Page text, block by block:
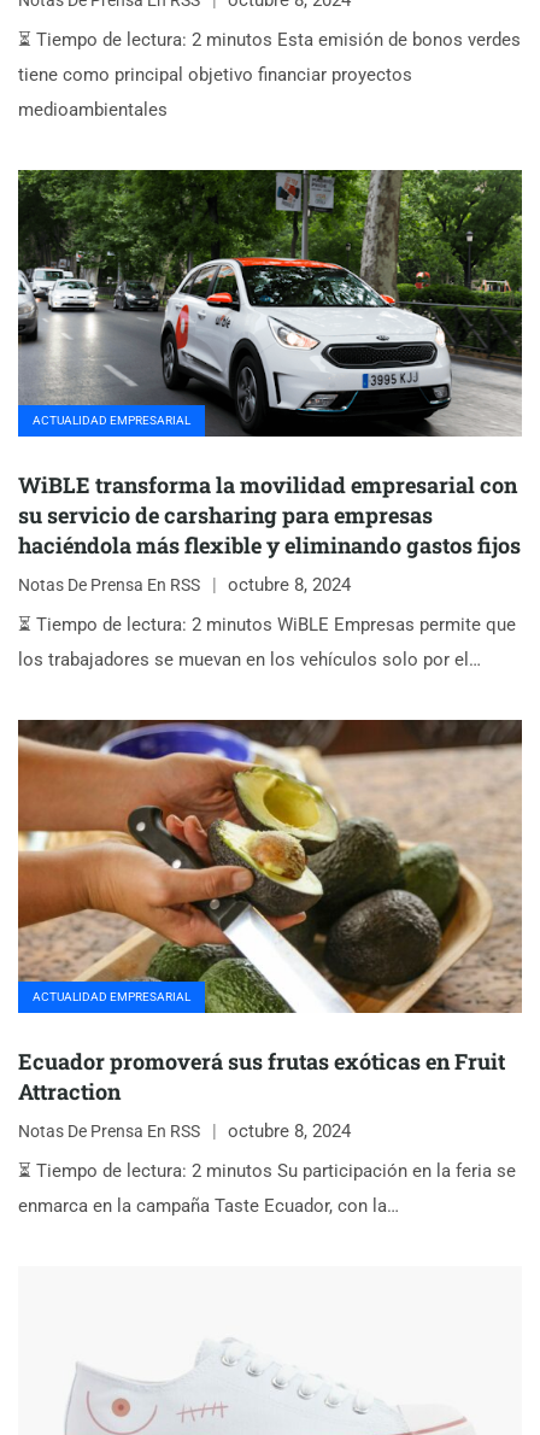
⏳ Tiempo de lectura: 2 minutos Esta emisión de bonos verdes
tiene como principal objetivo financiar proyectos
medioambientales
ACTUALIDAD EMPRESARIAL
WiBLE transforma la movilidad empresarial con
su servicio de carsharing para empresas
haciéndola más flexible y eliminando gastos fijos
Notas De Prensa En RSS
octubre 8, 2024
⏳ Tiempo de lectura: 2 minutos WiBLE Empresas permite que
los trabajadores se muevan en los vehículos solo por el…
ACTUALIDAD EMPRESARIAL
Ecuador promoverá sus frutas exóticas en Fruit
Attraction
Notas De Prensa En RSS
octubre 8, 2024
⏳ Tiempo de lectura: 2 minutos Su participación en la feria se
enmarca en la campaña Taste Ecuador, con la…